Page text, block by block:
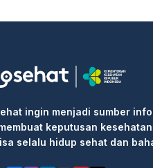
ingin menjadi sumber
keputusan
selalu hidup sehat dan